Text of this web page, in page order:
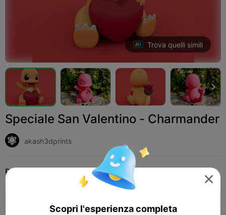
Trova quelli simili

Speciale San Valentino - Charmander
akash3dprints
Print Settings Miniature Personaggi e Creature 
 Aggiungi configurazione stampa

Scopri l'esperienza completa